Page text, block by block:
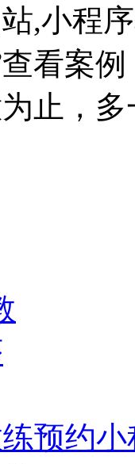
,小程
看案
止，
预约